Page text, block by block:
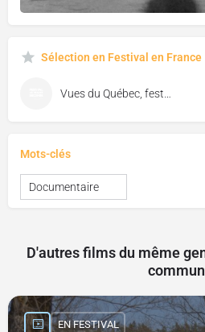
Sélection en Festival en France
Mots-clés
Documentaire
D'autres films du même
EN FESTIVAL